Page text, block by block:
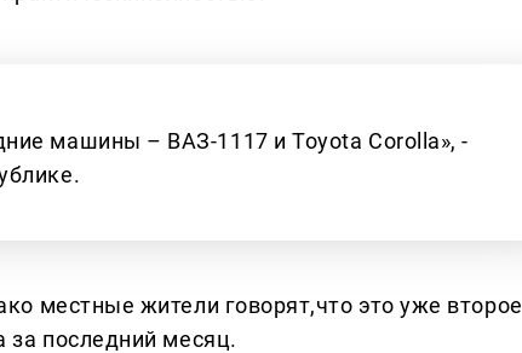
машины – ВАЗ-1117 и Toyota Corolla», -
местные жители говорят,что это уже второе
за последний месяц.